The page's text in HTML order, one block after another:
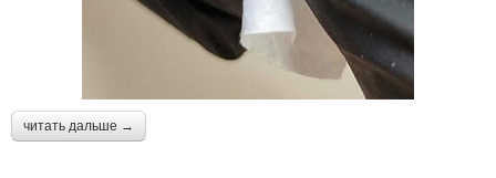
читать дальше →